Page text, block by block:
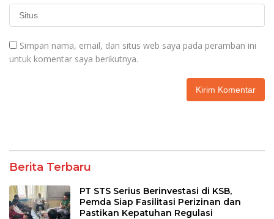
Simpan nama, email, dan situs web saya pada peramban ini
untuk komentar saya berikutnya.
Berita Terbaru
PT STS Serius Berinvestasi di KSB,
Pemda Siap Fasilitasi Perizinan dan
Pastikan Kepatuhan Regulasi